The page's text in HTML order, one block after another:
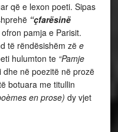
që e lexon poeti. Sipas
“çfarësinë
pamja e Parisit.
të rëndësishëm zë e
hulumton te “Pamje
dhe në poezitë në prozë
botuara me titullin
en prose) dy vjet